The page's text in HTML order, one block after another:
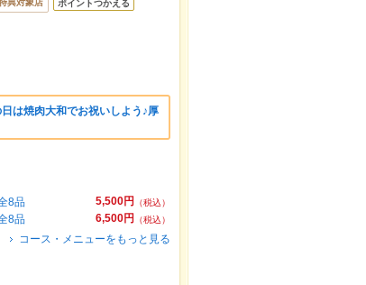
典対象店 ポイントつかえる
は焼肉大和でお祝いしよう♪厚
5,500円
（税込）
8品
6,500円
（税込）
8品
コース・メニューをもっと見る